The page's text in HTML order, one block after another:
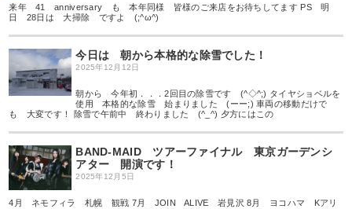
来年 41 anniversary も 本年同様 皆様のご来店をお待ちしてます PS 明
日 28日は 大掃除 ですよ (;^ω^)
今日は 朝から本格的な除雪でした！
2025年12月12日
朝から 今年初．．．2回目の除雪です (^◇^;) タイヤショベルを
使用 本格的な除雪 始まりました (ーー;) 車両の移動だけで
も 大変です！ 除雪で午前中 終わりました (^_^) 夕方にはこの
BAND-MAID ツアーファイナル 東京ガーデンシ
アター 開演です！
2025年12月5日
4月 ネモフィラ 札幌 観戦 7月 JOIN ALIVE 岩見沢 8月 ヨコハマ Kアリ